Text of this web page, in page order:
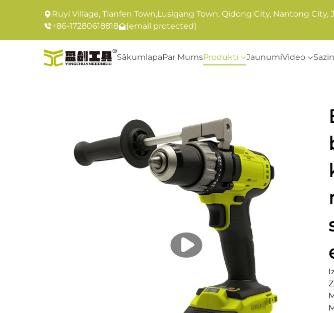
Ruyi Village, Tianfen Town,Lusigang Town, Qidong City, Nantong City,
+86-17280618818
[email protected]
SākumlapaPar MumsProdukti JaunumiVideo